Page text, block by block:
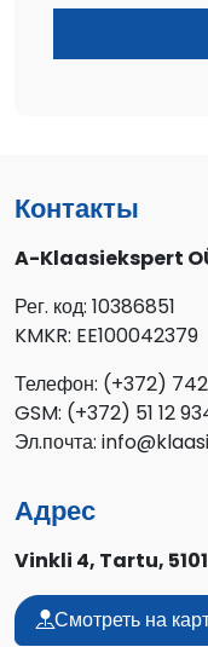
Контакты
A-Klaasiekspert
Рег. код: 10386851
KMKR: EE100042379
Телефон: (+372)
GSM: (+372) 51 12
Эл.почта:
Адрес
Vinkli 4, Tartu,
Смотреть на